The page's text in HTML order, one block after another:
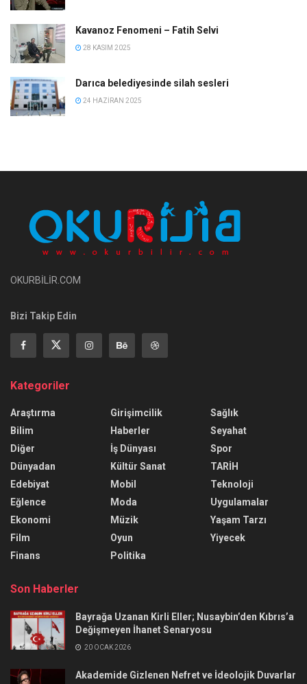
Kavanoz Fenomeni – Fatih Selvi
28 KASIM 2025
Darıca belediyesinde silah sesleri
24 HAZIRAN 2025
OKURBİLİR.COM
Bizi Takip Edin
Kategoriler
Araştırma
Bilim
Diğer
Dünyadan
Edebiyat
Eğlence
Ekonomi
Film
Finans
Girişimcilik
Haberler
İş Dünyası
Kültür Sanat
Mobil
Moda
Müzik
Oyun
Politika
Sağlık
Seyahat
Spor
TARİH
Teknoloji
Uygulamalar
Yaşam Tarzı
Yiyecek
Son Haberler
Bayrağa Uzanan Kirli Eller; Nusaybin’den Kıbrıs’a
Değişmeyen İhanet Senaryosu
20 OCAK 2026
Akademide Gizlenen Nefret ve İdeolojik Duvarlar